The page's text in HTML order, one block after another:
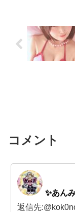
コメント
✨あん
返信先